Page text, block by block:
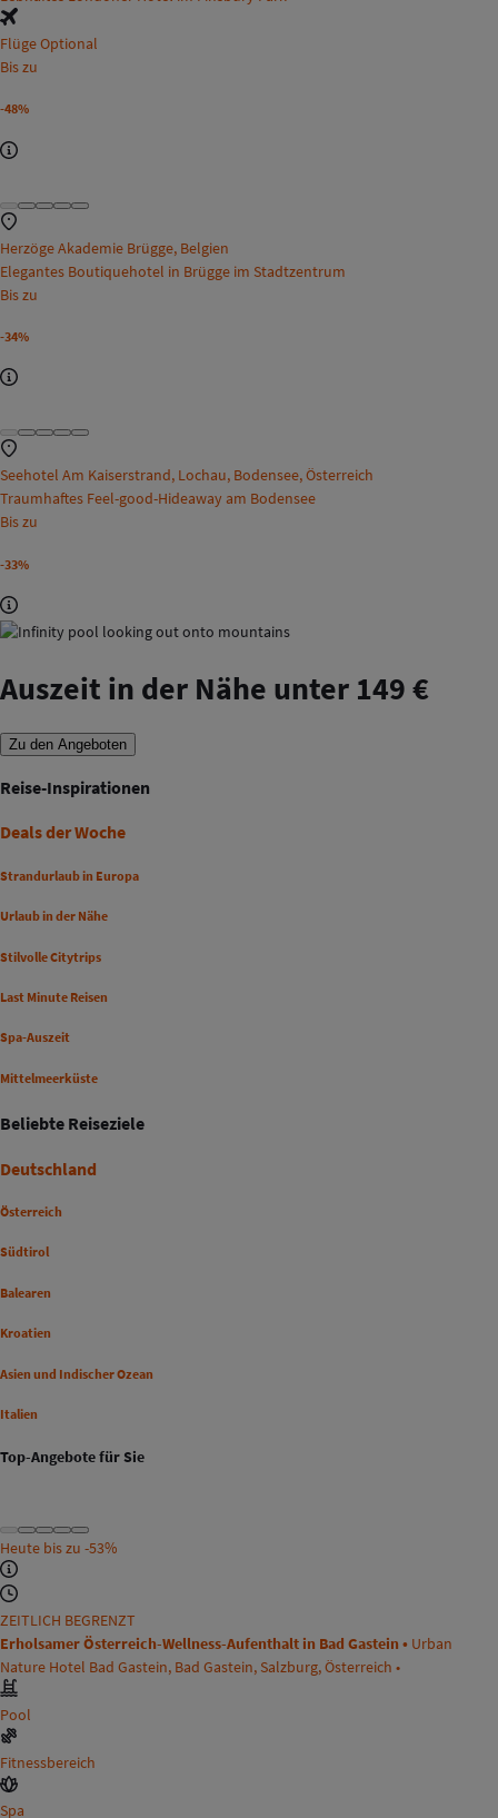
Flüge Optional
Bis zu
-48%
Herzöge Akademie Brügge, Belgien
Elegantes Boutiquehotel in Brügge im Stadtzentrum
Bis zu
-34%
Seehotel Am Kaiserstrand, Lochau, Bodensee, Österreich
Traumhaftes Feel-good-Hideaway am Bodensee
Bis zu
-33%
Auszeit in der Nähe unter 149 €
Zu den Angeboten
Reise-Inspirationen
Deals der Woche
Strandurlaub in Europa
Urlaub in der Nähe
Stilvolle Citytrips
Last Minute Reisen
Spa-Auszeit
Mittelmeerküste
Beliebte Reiseziele
Deutschland
Österreich
Südtirol
Balearen
Kroatien
Asien und Indischer Ozean
Italien
Top-Angebote für Sie
Heute bis zu -53%
ZEITLICH BEGRENZT
Erholsamer Österreich-Wellness-Aufenthalt in Bad Gastein • Urban
Nature Hotel Bad Gastein, Bad Gastein, Salzburg, Österreich •
Pool
Fitnessbereich
Spa